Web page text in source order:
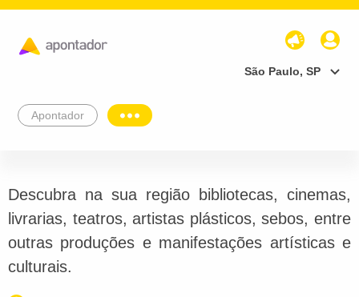
São Paulo, SP
Apontador
Descubra na sua região bibliotecas, cinemas,
livrarias, teatros, artistas plásticos, sebos, entre
outras produções e manifestações artísticas e
culturais.